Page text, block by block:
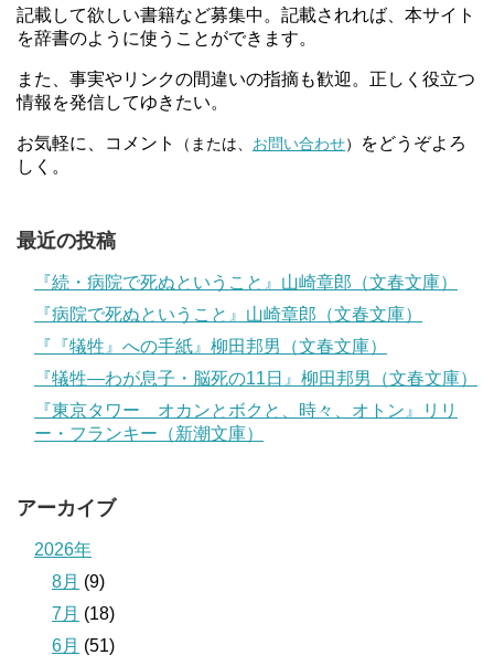
記載して欲しい書籍など募集中。記載されれば、本サイト
を辞書のように使うことができます。
また、事実やリンクの間違いの指摘も歓迎。正しく役立つ
情報を発信してゆきたい。
お気軽に、コメント （または、 お問い合わせ）
をどうぞよろ
しく。
最近の投稿
『続・病院で死ぬということ』山崎章郎（文春文庫）
『病院で死ぬということ』山崎章郎（文春文庫）
『『犠牲』への手紙』柳田邦男（文春文庫）
『犠牲―わが息子・脳死の11日』柳田邦男（文春文庫）
『東京タワー オカンとボクと、時々、オトン』リリ
ー・フランキー（新潮文庫）
アーカイブ
2026年
8月 (9)
7月 (18)
6月 (51)